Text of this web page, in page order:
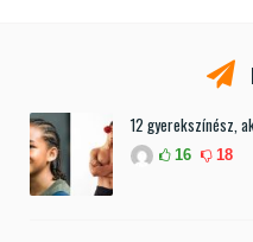
12 gyerekszínész,
16 18